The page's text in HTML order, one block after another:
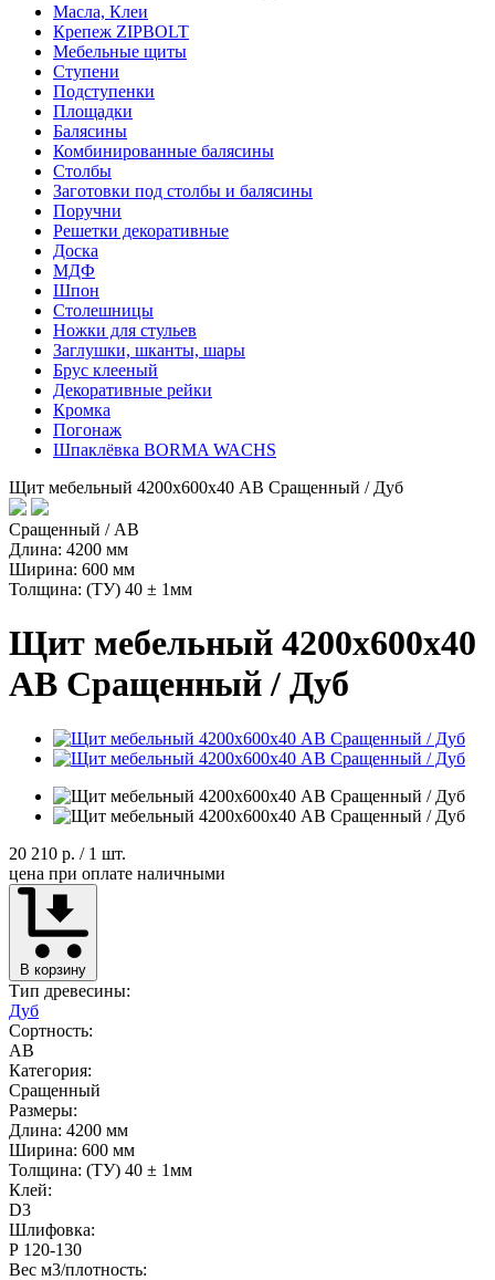
Масла, Клеи
Крепеж ZIPBOLT
Мебельные щиты
Ступени
Подступенки
Площадки
Балясины
Комбинированные балясины
Столбы
Заготовки под столбы и балясины
Поручни
Решетки декоративные
Доска
МДФ
Шпон
Столешницы
Ножки для стульев
Заглушки, шканты, шары
Брус клееный
Декоративные рейки
Кромка
Погонаж
Шпаклёвка BORMA WACHS
Щит мебельный 4200х600х40 АВ Сращенный / Дуб
Сращенный / AB
Длина: 4200 мм
Ширина: 600 мм
Толщина: (ТУ) 40 ± 1мм
Щит мебельный 4200х600х40
АВ Сращенный / Дуб
20 210 р. / 1 шт.
цена при оплате наличными
В корзину
Тип древесины:
Дуб
Сортность:
AB
Категория:
Сращенный
Размеры:
Длина: 4200 мм
Ширина: 600 мм
Толщина: (ТУ) 40 ± 1мм
Клей:
D3
Шлифовка:
Р 120-130
Вес м3/плотность: